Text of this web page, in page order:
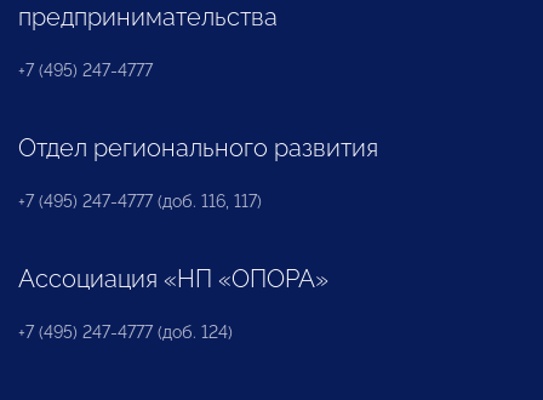
предпринимательства
+7 (495) 247-4777
Отдел регионального развития
+7 (495) 247-4777 (доб. 116, 117)
Ассоциация «НП «ОПОРА»
+7 (495) 247-4777 (доб. 124)